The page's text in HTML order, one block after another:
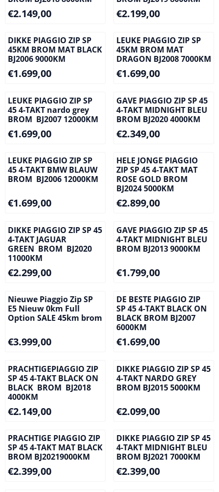
Prijs: 2 149,00
€2.149,00
Prijs: 2 199,00
€2.199,00
DIKKE PIAGGIO ZIP SP
45KM BROM MAT BLACK
BJ2006 9000KM
Prijs: 1 699,00
€1.699,00
LEUKE PIAGGIO ZIP SP
45KM BROM MAT
DRAGON BJ2008 7000KM
Prijs: 1 699,00
€1.699,00
LEUKE PIAGGIO ZIP SP
45 4-TAKT nardo grey
BROM BJ2007 12000KM
Prijs: 1 699,00
€1.699,00
GAVE PIAGGIO ZIP SP 45
4-TAKT MIDNIGHT BLEU
BROM BJ2020 4000KM
Prijs: 2 349,00
€2.349,00
LEUKE PIAGGIO ZIP SP
45 4-TAKT BMW BLAUW
BROM BJ2006 12000KM
Prijs: 1 699,00
€1.699,00
HELE JONGE PIAGGIO
ZIP SP 45 4-TAKT MAT
ROSE GOLD BROM
BJ2024 5000KM
Prijs: 2 899,00
€2.899,00
DIKKE PIAGGIO ZIP SP 45
4-TAKT JAGUAR
GREEN BROM BJ2020
11000KM
Prijs: 2 299,00
€2.299,00
GAVE PIAGGIO ZIP SP 45
4-TAKT MIDNIGHT BLEU
BROM BJ2013 9000KM
Prijs: 1 799,00
€1.799,00
Nieuwe Piaggio Zip SP
E5 Nieuw 0km Full
Option SALE 45km brom
Prijs: 3 999,00
€3.999,00
DE BESTE PIAGGIO ZIP
SP 45 4-TAKT BLACK ON
BLACK BROM BJ2007
6000KM
Prijs: 1 699,00
€1.699,00
PRACHTIGEPIAGGIO ZIP
SP 45 4-TAKT BLACK ON
BLACK BROM BJ2018
4000KM
Prijs: 2 149,00
€2.149,00
DIKKE PIAGGIO ZIP SP 45
4-TAKT NARDO GREY
BROM BJ2015 5000KM
Prijs: 2 099,00
€2.099,00
PRACHTIGE PIAGGIO ZIP
SP 45 4-TAKT MAT BLACK
BROM BJ20219000KM
Prijs: 2 399,00
€2.399,00
DIKKE PIAGGIO ZIP SP 45
4-TAKT MIDNIGHT BLEU
BROM BJ2021 7000KM
Prijs: 2 399,00
€2.399,00